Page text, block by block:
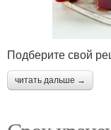
Подберите свой
читать дальше →